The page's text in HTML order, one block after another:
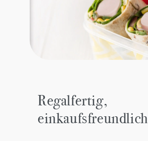
Regalfertig,
einkaufsfreundlich